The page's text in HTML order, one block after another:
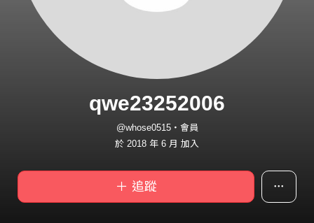
qwe23252006
@whose0515・會員
於 2018 年 6 月 加入
＋ 追蹤